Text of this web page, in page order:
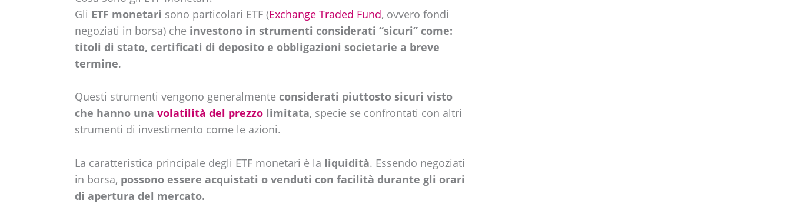
Gli ETF monetari sono particolari ETF (Exchange Traded Fund, ovvero fondi
negoziati in borsa) che investono in strumenti considerati “sicuri” come:
titoli di stato, certificati di deposito e obbligazioni societarie a breve
termine.
Questi strumenti vengono generalmente considerati piuttosto sicuri visto
che hanno una volatilità del prezzolimitata, specie se confrontati con altri
strumenti di investimento come le azioni.
La caratteristica principale degli ETF monetari è la liquidità. Essendo negoziati
in borsa, possono essere acquistati o venduti con facilità durante gli orari
di apertura del mercato.